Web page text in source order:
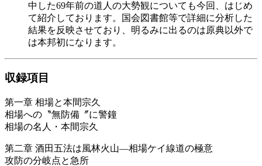
中した69年前の道人の大勢観についても今回、はじめ
て紹介しております。国会図書館等で詳細に分析した
結果を反映させており、明るみに出るのは原典以外で
は本邦初になります。
収録項目
第一章 相場と本間宗久
相場への〝無防備〞に警鐘
相場の名人・本間宗久
第二章 酒田五法は風林火山―相場ケイ線道の極意
攻防の分岐点と急所